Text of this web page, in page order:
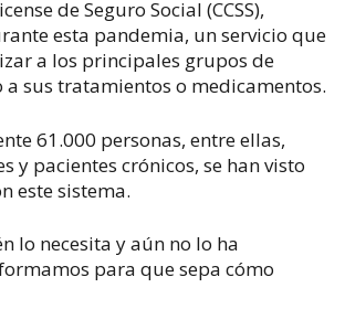
de Seguro Social (CCSS),
esta pandemia, un servicio que
a los principales grupos de
a sus tratamientos o medicamentos.
61.000 personas, entre ellas,
y pacientes crónicos, se han visto
este sistema.
lo necesita y aún no lo ha
para que sepa cómo